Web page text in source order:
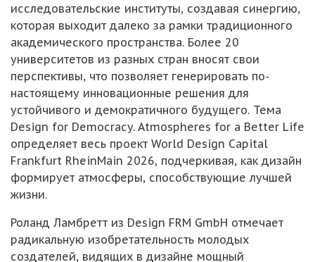
исследовательские институты, создавая синергию,
которая выходит далеко за рамки традиционного
академического пространства. Более 20
университетов из разных стран вносят свои
перспективы, что позволяет генерировать по-
настоящему инновационные решения для
устойчивого и демократичного будущего. Тема
Design for Democracy. Atmospheres for a Better Life
определяет весь проект World Design Capital
Frankfurt RheinMain 2026, подчеркивая, как дизайн
формирует атмосферы, способствующие лучшей
жизни.
Роланд Ламбретт из Design FRM GmbH отмечает
радикальную изобретательность молодых
создателей, видящих в дизайне мощный